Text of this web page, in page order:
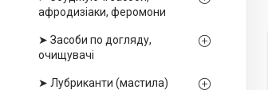
афродизіаки, феромони
➤ Засоби по догляду,
очищувачі
➤ Лубриканти (мастила)